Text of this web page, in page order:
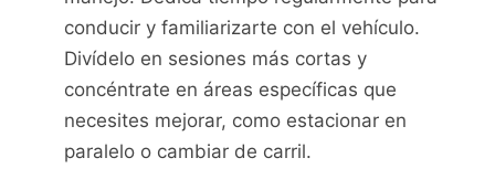
conducir y familiarizarte con el vehículo.
Divídelo en sesiones más⁣ cortas y
concéntrate en áreas⁤ específicas que
necesites mejorar, como ⁤estacionar en
paralelo o cambiar de carril.